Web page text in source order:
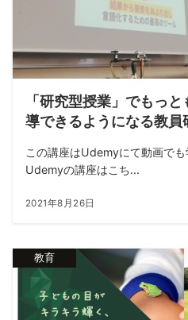
「研究型授業」でもっ
導できるようになる教員
この講座はUdemyにて動画でも
Udemyの講座はこち...
2021年8月26日
教育